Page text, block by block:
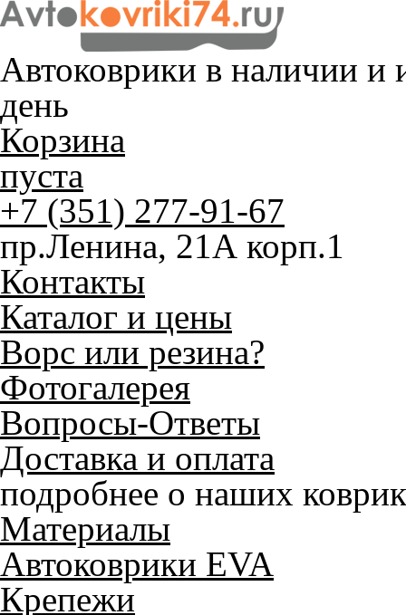
Автоковрики в наличии и
день
Корзина
пуста
+7 (351) 277-91-67
пр.Ленина, 21А корп.1
Контакты
Каталог и цены
Ворс или резина?
Фотогалерея
Вопросы-Ответы
Доставка и оплата
подробнее о наших
Материалы
Автоковрики EVA
Крепежи